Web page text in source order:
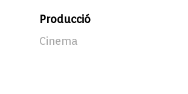
Producció
Cinema